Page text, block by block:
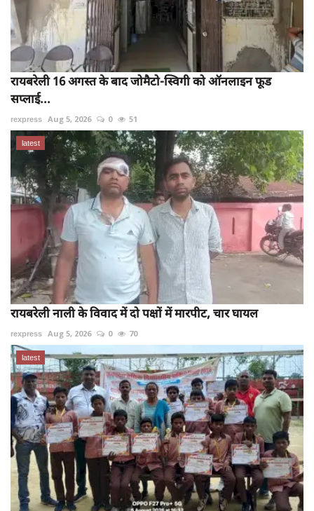
रायबरेली 16 अगस्त के बाद जोमैटो-स्विगी को ऑनलाइन फूड
सप्लाई...
rexpress Aug 5, 2026 0 51
latest
रायबरेली नाली के विवाद में दो पक्षों में मारपीट, चार घायल
rexpress Aug 5, 2026 0 70
latest